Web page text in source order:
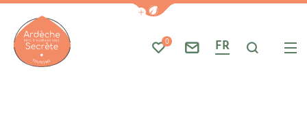
Afficher la barre de
Mes favoris
0
Nous contacter
FR Je
Photo 1, © MattJeackock